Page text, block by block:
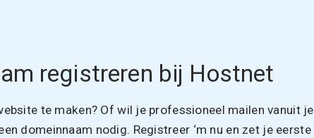
registreren bij Hostnet
te maken? Of wil je professioneel mailen vanuit je
domeinnaam nodig. Registreer ‘m nu en zet je eerste